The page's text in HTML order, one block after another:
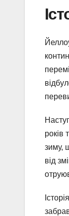
років
зиму,
від